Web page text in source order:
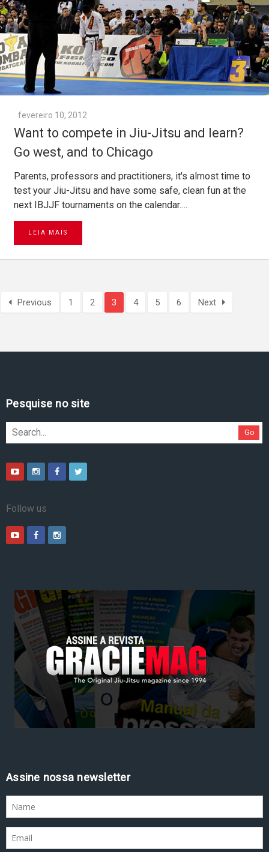
fevereiro 10, 2012
Want to compete in Jiu-Jitsu and learn?
Go west, and to Chicago
Parents, professors and practitioners, it's almost time to
test your Jiu-Jitsu and have some safe, clean fun at the
next IBJJF tournaments on the calendar.…
LEIA MAIS
Previous 1 2 3 4 5 6 Next
Pesquise no site
Go
Follow us
Assine nossa newsletter